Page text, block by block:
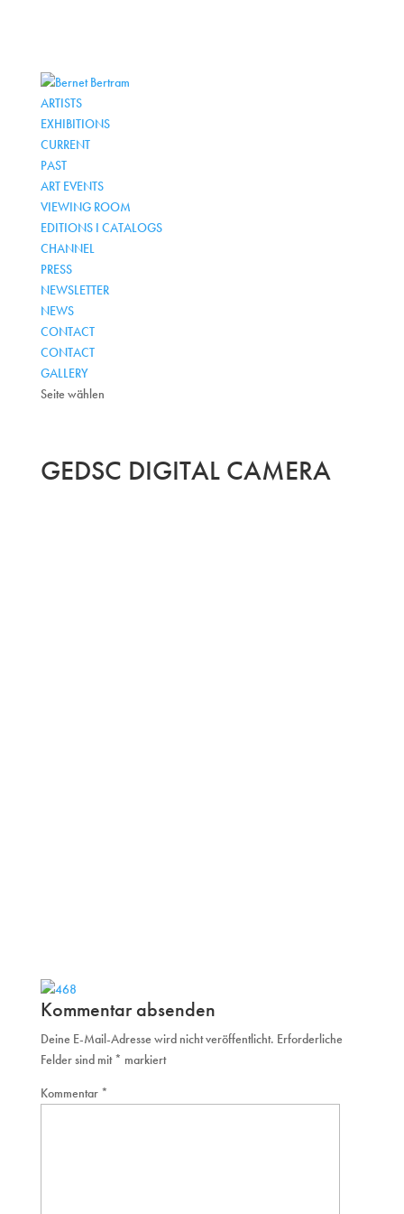
ARTISTS
EXHIBITIONS
CURRENT
PAST
ART EVENTS
VIEWING ROOM
EDITIONS I CATALOGS
CHANNEL
PRESS
NEWSLETTER
NEWS
CONTACT
CONTACT
GALLERY
Seite wählen
GEDSC DIGITAL CAMERA
Kommentar absenden
Deine E-Mail-Adresse wird nicht veröffentlicht. Erforderliche
Felder sind mit* markiert
Kommentar *